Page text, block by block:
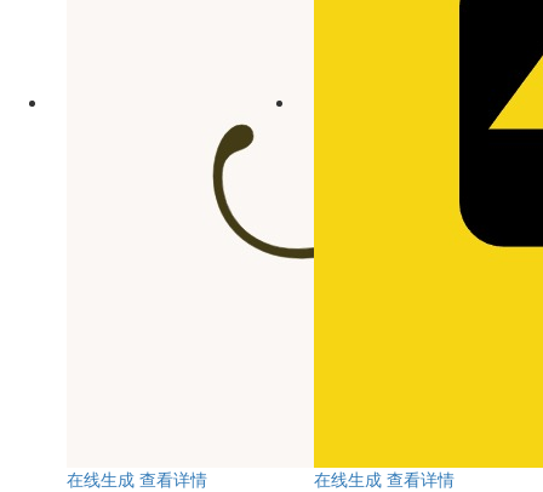
在线生成 查看详情
在线生成 查看详情